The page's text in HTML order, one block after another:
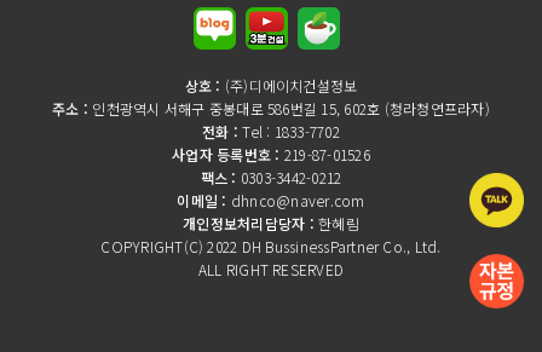
상호 : (주)디에이치건설정보
주소 : 인천광역시 서해구 중봉대로 586번길 15, 602호 (청라청연프라자)
전화 :Tel : 1833-7702
사업자 등록번호 : 219-87-01526
팩스 : 0303-3442-0212
이메일 : dhnco@naver.com
개인정보처리담당자 :한혜림
COPYRIGHT(C) 2022 DH BussinessPartner Co., Ltd.
ALL RIGHT RESERVED